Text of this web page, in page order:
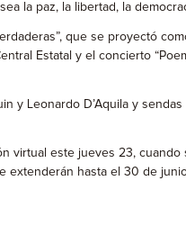
la paz, la libertad, la
que se proyectó
Estatal y el concierto
Leonardo D’Aquila y
este jueves 23,
hasta el 30 de